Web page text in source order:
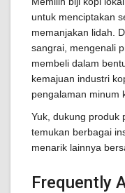
untuk menciptakan
memanjakan lidah.
sangrai, mengenali
membeli dalam
kemajuan industri
pengalaman minum
Yuk, dukung produk
temukan berbagai
menarik lainnya
Frequently